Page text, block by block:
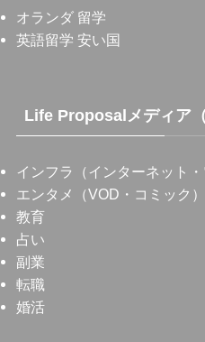
オランダ 留学
英語留学 安い国
Life Proposalメディア（
インフラ（インターネット・
エンタメ（VOD・コミック）
教育
占い
副業
転職
婚活